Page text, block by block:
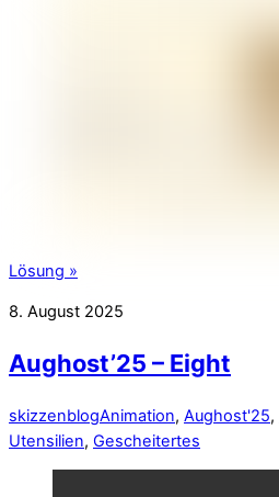
Lösung »
8. August 2025
Aughost’25 – Eight
skizzenblogAnimation, Aughost'25,
Utensilien, Gescheitertes